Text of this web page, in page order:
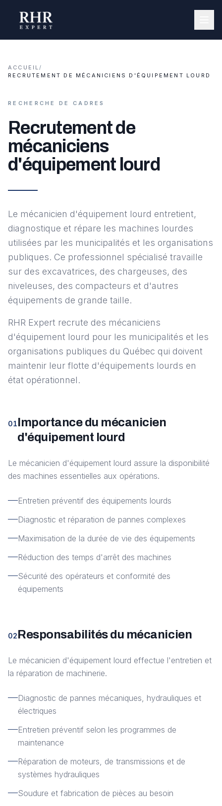
ACCUEIL/
RECRUTEMENT DE MÉCANICIENS D'ÉQUIPEMENT LOURD
RECHERCHE DE CADRES
Recrutement de
mécaniciens
d'équipement lourd
Le mécanicien d'équipement lourd entretient,
diagnostique et répare les machines lourdes
utilisées par les municipalités et les organisations
publiques. Ce professionnel spécialisé travaille
sur des excavatrices, des chargeuses, des
niveleuses, des compacteurs et d'autres
équipements de grande taille.
RHR Expert recrute des mécaniciens
d'équipement lourd pour les municipalités et les
organisations publiques du Québec qui doivent
maintenir leur flotte d'équipements lourds en
état opérationnel.
01Importance du mécanicien
d'équipement lourd
Le mécanicien d'équipement lourd assure la disponibilité
des machines essentielles aux opérations.
Entretien préventif des équipements lourds
Diagnostic et réparation de pannes complexes
Maximisation de la durée de vie des équipements
Réduction des temps d'arrêt des machines
Sécurité des opérateurs et conformité des
équipements
02Responsabilités du mécanicien
Le mécanicien d'équipement lourd effectue l'entretien et
la réparation de machinerie.
Diagnostic de pannes mécaniques, hydrauliques et
électriques
Entretien préventif selon les programmes de
maintenance
Réparation de moteurs, de transmissions et de
systèmes hydrauliques
Soudure et fabrication de pièces au besoin